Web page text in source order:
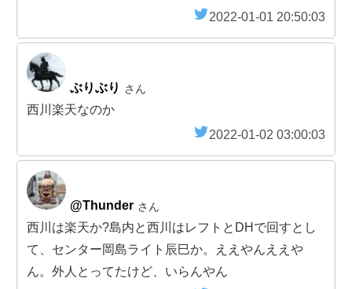
2022-01-01 20:50:03
ぶりぶり さん
西川楽天なのか
2022-01-02 03:00:03
@Thunder さん
西川は楽天か?島内と西川はレフトとDHで回すとし
て、センター岡島ライト辰巳か。ええやんええや
ん。外人とってたけど、いらんやん